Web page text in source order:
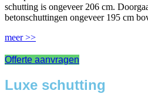
schutting is ongeveer 206 cm.
betonschuttingen ongeveer 195 cm
meer >>
Offerte aanvragen
Luxe schutting